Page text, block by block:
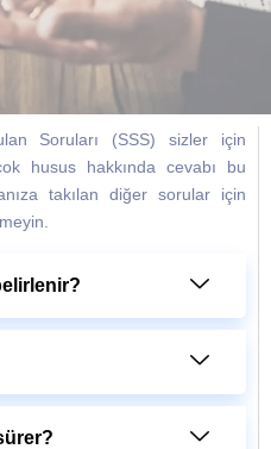
Soruları (SSS) sizler için
husus hakkında cevabı bu
takılan diğer sorular için